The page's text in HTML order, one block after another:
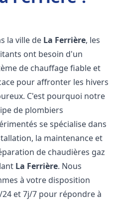
la ville de La Ferrière, les
ont besoin d'un
de chauffage fiable et
pour affronter les hivers
C'est pourquoi notre
de plombiers
se spécialise dans
la maintenance et
de chaudières gaz
La Ferrière. Nous
à votre disposition
24 et 7j/7 pour répondre à